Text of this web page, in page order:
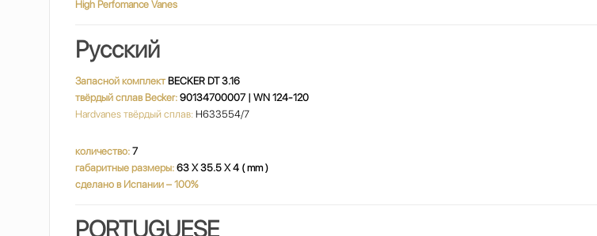
High Perfomance Vanes
Русский
Запасной комплект BECKER DT 3.16
твёрдый сплав Becker:90134700007 | WN 124-120
Hardvanes твёрдый сплав: H633554/7
количество:7
габаритные размеры: 63 X 35.5 X 4 ( mm )
сделано в Испании – 100%
PORTUGUESE